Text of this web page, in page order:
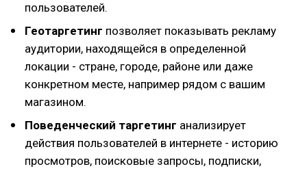
пользователей.
Геотаргетинг позволяет показывать рекламу
аудитории, находящейся в определенной
локации - стране, городе, районе или даже
конкретном месте, например рядом с вашим
магазином.
Поведенческий таргетинг анализирует
действия пользователей в интернете - историю
просмотров, поисковые запросы, подписки,